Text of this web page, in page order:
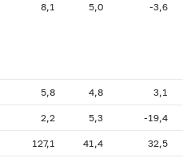
8,1 5,0 -3,6
5,8 4,8 3,1
2,2 5,3 -19,4
127,1 41,4 32,5